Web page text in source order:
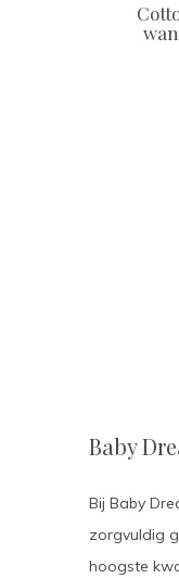
Baby
Bij Baby
zorgvuldig
hoogste